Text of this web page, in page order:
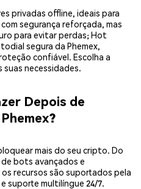
privadas offline, ideais para
segurança reforçada, mas
para evitar perdas; Hot
segura da Phemex,
confiável. Escolha a
necessidades.
Depois de
mais do seu cripto. Do
bots avançados e
recursos são suportados pela
suporte multilíngue 24/7.